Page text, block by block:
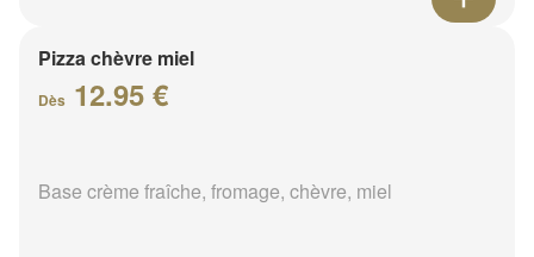
Pizza chèvre miel
Dès 12.95 €
Base crème fraîche, fromage, chèvre, miel